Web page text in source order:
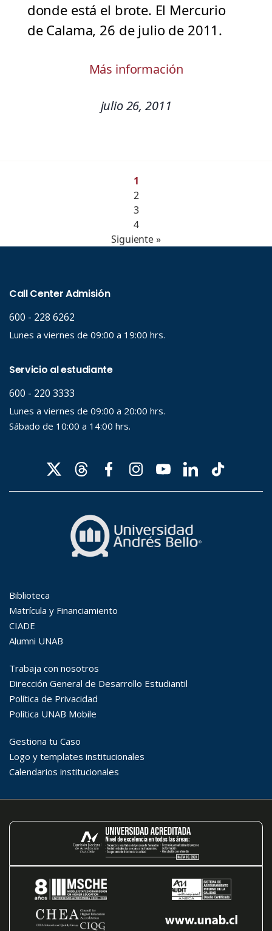
donde está el brote. El Mercurio
de Calama, 26 de julio de 2011.
Más información
julio 26, 2011
1
2
3
4
Siguiente »